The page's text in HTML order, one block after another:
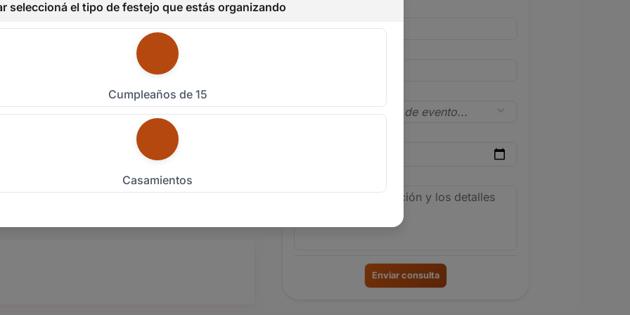
seleccioná el tipo de festejo que estás organizando
Cumpleaños de 15
Casamientos
y más, se combinan para reflejar tu estilo,
para siempre.
Enviar consulta